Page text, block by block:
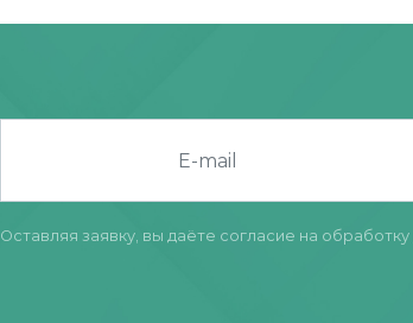
Оставляя заявку, вы даёте согласие на обработку